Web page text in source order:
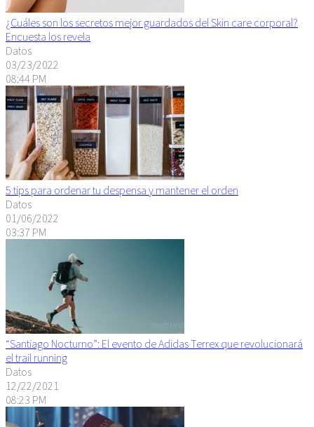
¿Cuáles son los secretos mejor guardados del Skin care corporal?
Encuesta los revela
Datos
03/23/2022
08:44 PM
5 tips para ordenar tu despensa y mantener el orden
Datos
01/06/2022
03:37 PM
“Santiago Nocturno”: El evento de Adidas Terrex que revolucionará
el trail running
Datos
12/22/2021
08:23 PM